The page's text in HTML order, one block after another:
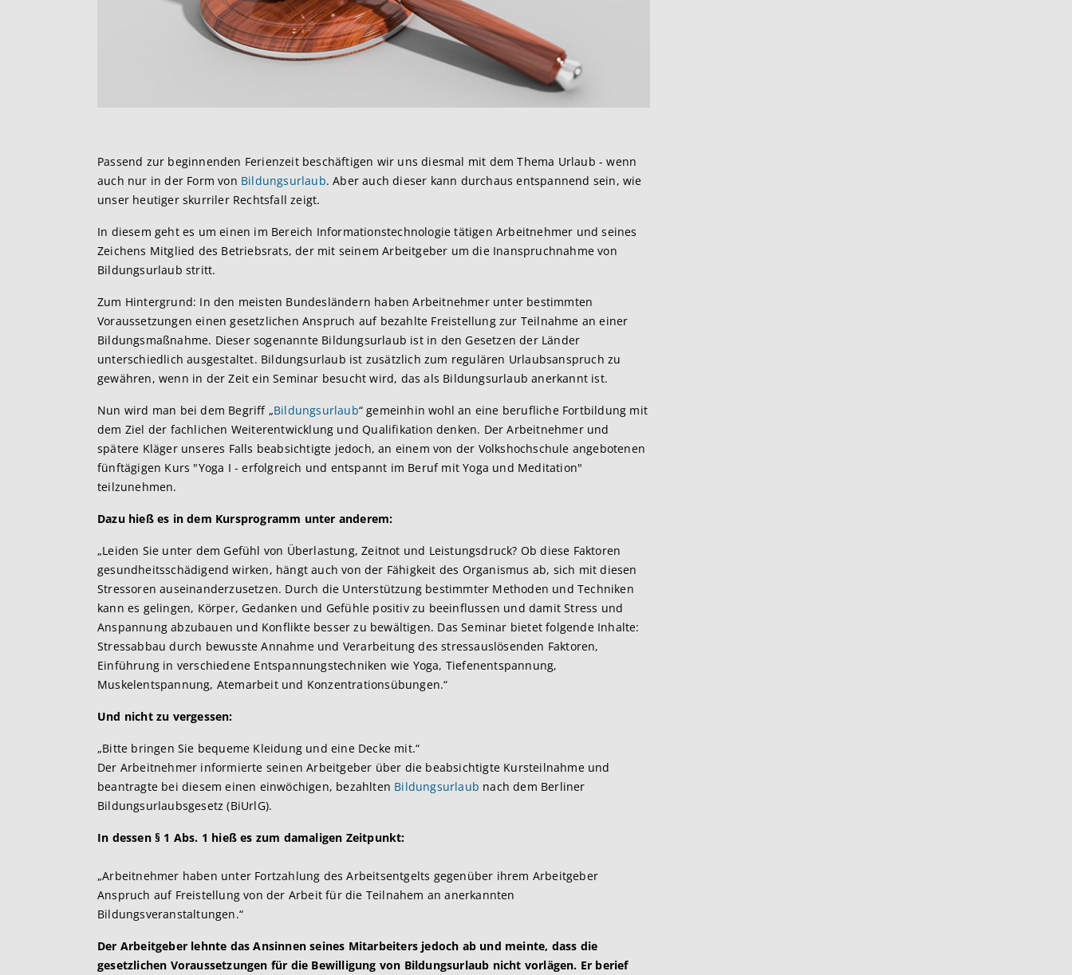
Passend zur beginnenden Ferienzeit beschäftigen wir uns diesmal mit dem Thema Urlaub - wenn
auch nur in der Form von Bildungsurlaub. Aber auch dieser kann durchaus entspannend sein, wie
unser heutiger skurriler Rechtsfall zeigt.
In diesem geht es um einen im Bereich Informationstechnologie tätigen Arbeitnehmer und seines
Zeichens Mitglied des Betriebsrats, der mit seinem Arbeitgeber um die Inanspruchnahme von
Bildungsurlaub stritt.
Zum Hintergrund: In den meisten Bundesländern haben Arbeitnehmer unter bestimmten
Voraussetzungen einen gesetzlichen Anspruch auf bezahlte Freistellung zur Teilnahme an einer
Bildungsmaßnahme. Dieser sogenannte Bildungsurlaub ist in den Gesetzen der Länder
unterschiedlich ausgestaltet. Bildungsurlaub ist zusätzlich zum regulären Urlaubsanspruch zu
gewähren, wenn in der Zeit ein Seminar besucht wird, das als Bildungsurlaub anerkannt ist.
Nun wird man bei dem Begriff „Bildungsurlaub“ gemeinhin wohl an eine berufliche Fortbildung mit
dem Ziel der fachlichen Weiterentwicklung und Qualifikation denken. Der Arbeitnehmer und
spätere Kläger unseres Falls beabsichtigte jedoch, an einem von der Volkshochschule angebotenen
fünftägigen Kurs "Yoga I - erfolgreich und entspannt im Beruf mit Yoga und Meditation"
teilzunehmen.
Dazu hieß es in dem Kursprogramm unter anderem:
„Leiden Sie unter dem Gefühl von Überlastung, Zeitnot und Leistungsdruck? Ob diese Faktoren
gesundheitsschädigend wirken, hängt auch von der Fähigkeit des Organismus ab, sich mit diesen
Stressoren auseinanderzusetzen. Durch die Unterstützung bestimmter Methoden und Techniken
kann es gelingen, Körper, Gedanken und Gefühle positiv zu beeinflussen und damit Stress und
Anspannung abzubauen und Konflikte besser zu bewältigen. Das Seminar bietet folgende Inhalte:
Stressabbau durch bewusste Annahme und Verarbeitung des stressauslösenden Faktoren,
Einführung in verschiedene Entspannungstechniken wie Yoga, Tiefenentspannung,
Muskelentspannung, Atemarbeit und Konzentrationsübungen.“
Und nicht zu vergessen:
„Bitte bringen Sie bequeme Kleidung und eine Decke mit.“
Der Arbeitnehmer informierte seinen Arbeitgeber über die beabsichtigte Kursteilnahme und
beantragte bei diesem einen einwöchigen, bezahlten Bildungsurlaub nach dem Berliner
Bildungsurlaubsgesetz (BiUrlG).
In dessen § 1 Abs. 1 hieß es zum damaligen Zeitpunkt:
„Arbeitnehmer haben unter Fortzahlung des Arbeitsentgelts gegenüber ihrem Arbeitgeber
Anspruch auf Freistellung von der Arbeit für die Teilnahem an anerkannten
Bildungsveranstaltungen.“
Der Arbeitgeber lehnte das Ansinnen seines Mitarbeiters jedoch ab und meinte, dass die
gesetzlichen Voraussetzungen für die Bewilligung von Bildungsurlaub nicht vorlägen. Er berief